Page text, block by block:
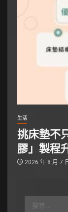
生活
挑床墊不
膠」製程
2026 年 8 月 7